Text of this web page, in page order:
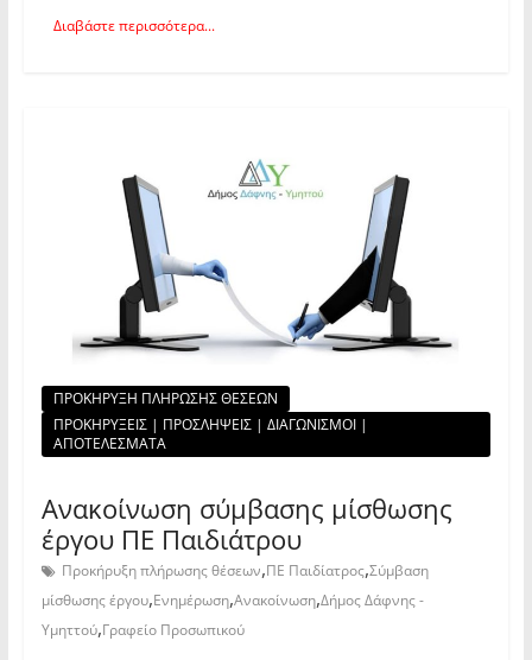
Διαβάστε περισσότερα...
ΠΡΟΚΗΡΥΞΗ ΠΛΗΡΩΣΗΣ ΘΕΣΕΩΝ
ΠΡΟΚΗΡΥΞΕΙΣ | ΠΡΟΣΛΗΨΕΙΣ | ΔΙΑΓΩΝΙΣΜΟΙ |
ΑΠΟΤΕΛΕΣΜΑΤΑ
Ανακοίνωση σύμβασης μίσθωσης
έργου ΠΕ Παιδιάτρου
Προκήρυξη πλήρωσης θέσεων,ΠΕ Παιδίατρος,Σύμβαση
μίσθωσης έργου,Ενημέρωση,Ανακοίνωση,Δήμος Δάφνης -
Υμηττού,Γραφείο Προσωπικού